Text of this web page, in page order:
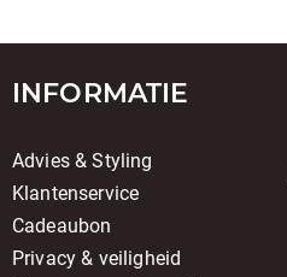
INFORMATIE
Advies & Styling
Klantenservice
Cadeaubon
Privacy & veiligheid